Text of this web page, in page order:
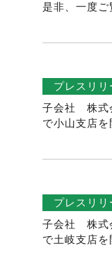
是非、一度ご
プレスリリ
子会社 株式
で小山支店を
プレスリリ
子会社 株式
で土岐支店を